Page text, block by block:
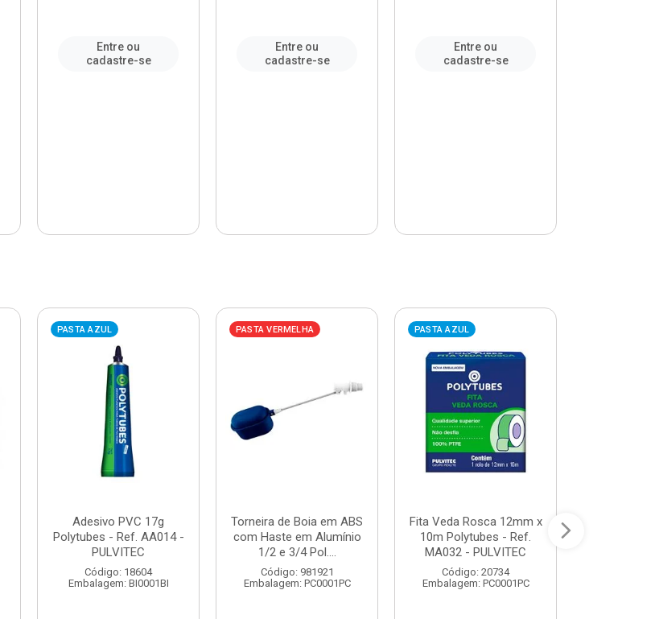
Entre ou
cadastre-se
Entre ou
cadastre-se
Entre ou
cadastre-se
PASTA AZUL
Adesivo PVC 17g
Polytubes - Ref. AA014 -
PULVITEC
Código: 18604
Embalagem: BI0001BI
PASTA VERMELHA
Torneira de Boia em ABS
com Haste em Alumínio
1/2 e 3/4 Pol....
Código: 981921
Embalagem: PC0001PC
PASTA AZUL
Fita Veda Rosca 12mm x
10m Polytubes - Ref.
MA032 - PULVITEC
Código: 20734
Embalagem: PC0001PC